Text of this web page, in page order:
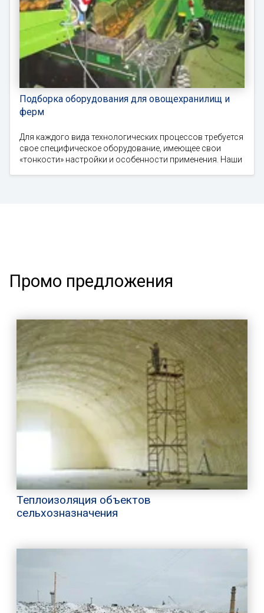
Подборка оборудования для овощехранилищ и
ферм
Для каждого вида технологических процессов требуется
свое специфическое оборудование, имеющее свои
«тонкости» настройки и особенности применения. Наши
Промо предложения
Теплоизоляция объектов
сельхозназначения